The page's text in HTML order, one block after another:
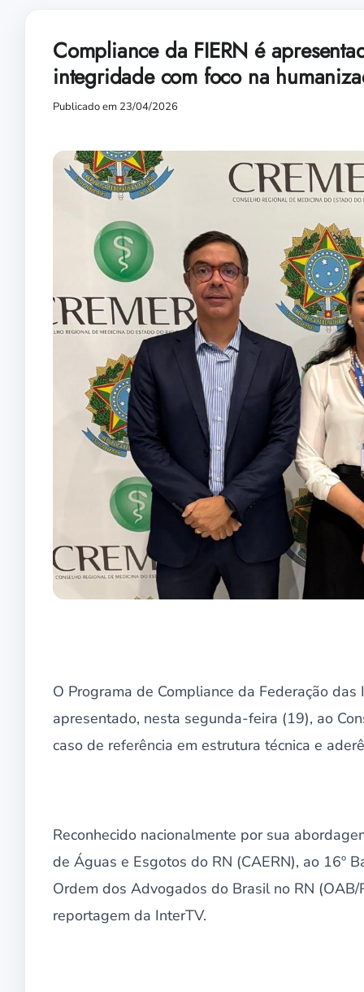
Compliance da FIERN é
integridade com foco na
Publicado em 23/04/2026
O Programa de Compliance da Federação
apresentado, nesta segunda-feira (19), ao
caso de referência em estrutura técnica e
Reconhecido nacionalmente por sua
de Águas e Esgotos do RN (CAERN), ao 16º
Ordem dos Advogados do Brasil no RN
reportagem da InterTV.